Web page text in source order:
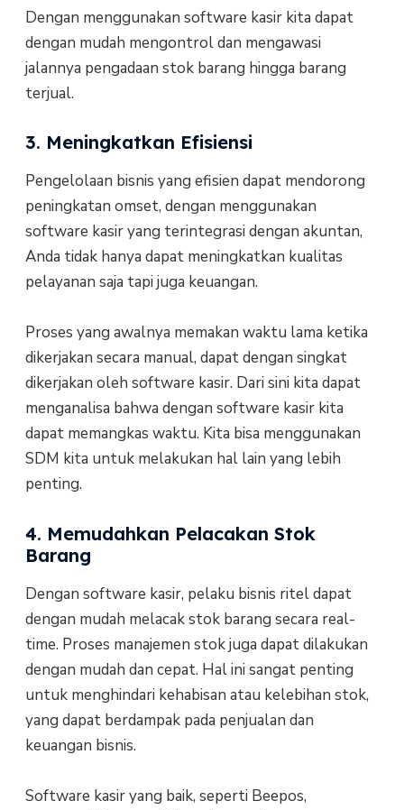
Dengan menggunakan software kasir kita dapat
dengan mudah mengontrol dan mengawasi
jalannya pengadaan stok barang hingga barang
terjual.
3. Meningkatkan Efisiensi
Pengelolaan bisnis yang efisien dapat mendorong
peningkatan omset, dengan menggunakan
software kasir yang terintegrasi dengan akuntan,
Anda tidak hanya dapat meningkatkan kualitas
pelayanan saja tapi juga keuangan.
Proses yang awalnya memakan waktu lama ketika
dikerjakan secara manual, dapat dengan singkat
dikerjakan oleh software kasir. Dari sini kita dapat
menganalisa bahwa dengan software kasir kita
dapat memangkas waktu. Kita bisa menggunakan
SDM kita untuk melakukan hal lain yang lebih
penting.
4. Memudahkan Pelacakan Stok
Barang
Dengan software kasir, pelaku bisnis ritel dapat
dengan mudah melacak stok barang secara real-
time. Proses manajemen stok juga dapat dilakukan
dengan mudah dan cepat. Hal ini sangat penting
untuk menghindari kehabisan atau kelebihan stok,
yang dapat berdampak pada penjualan dan
keuangan bisnis.
Software kasir yang baik, seperti Beepos,